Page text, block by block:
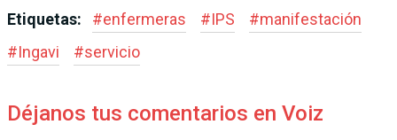
Etiquetas: #enfermeras #IPS #manifestación
#Ingavi #servicio
Déjanos tus comentarios en Voiz